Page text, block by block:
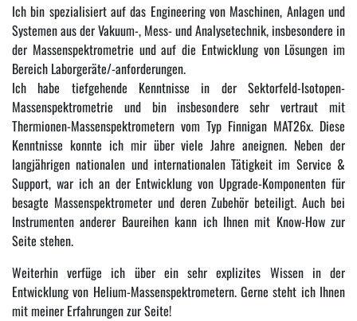
Ich bin spezialisiert auf das Engineering von Maschinen, Anlagen und
Systemen aus der Vakuum-, Mess- und Analysetechnik, insbesondere in
der Massenspektrometrie und auf die Entwicklung von Lösungen im
Bereich Laborgeräte/-anforderungen.
Ich habe tiefgehende Kenntnisse in der Sektorfeld-Isotopen-
Massenspektrometrie und bin insbesondere sehr vertraut mit
Thermionen-Massenspektrometern vom Typ Finnigan MAT26x. Diese
Kenntnisse konnte ich mir über viele Jahre aneignen. Neben der
langjährigen nationalen und internationalen Tätigkeit im Service &
Support, war ich an der Entwicklung von Upgrade-Komponenten für
besagte Massenspektrometer und deren Zubehör beteiligt. Auch bei
Instrumenten anderer Baureihen kann ich Ihnen mit Know-How zur
Seite stehen.
Weiterhin verfüge ich über ein sehr explizites Wissen in der
Entwicklung von Helium-Massenspektrometern. Gerne steht ich Ihnen
mit meiner Erfahrungen zur Seite!